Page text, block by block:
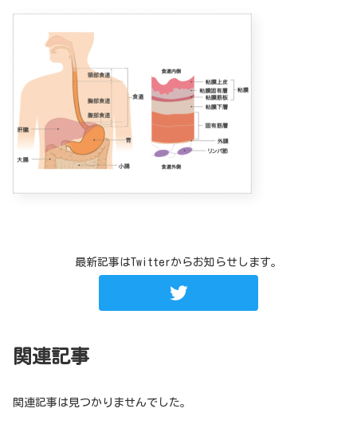
最新記事はTwitterからお知らせします。
関連記事
関連記事は見つかりませんでした。